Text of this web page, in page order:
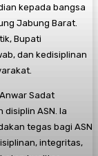
kepada bangsa
Jabung Barat.
Bupati
dan kedisiplinan
Sadat
ASN. Ia
tegas bagi ASN
integritas,